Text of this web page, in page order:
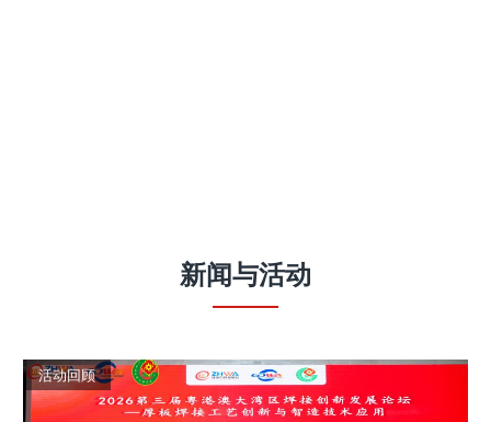
新闻与活动
活动回顾